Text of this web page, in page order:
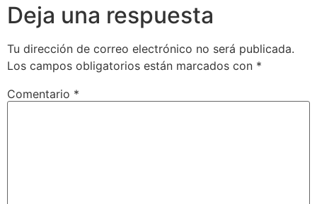
Deja una respuesta
Tu dirección de correo electrónico no será publicada.
Los campos obligatorios están marcados con *
Comentario *